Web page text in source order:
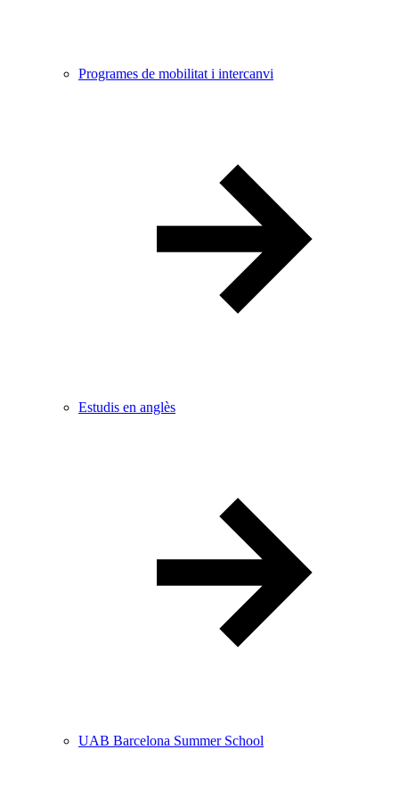
Programes de mobilitat i intercanvi
Estudis en anglès
UAB Barcelona Summer School